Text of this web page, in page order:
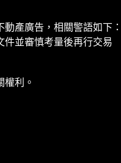
產廣告，相關警語如下：
件並審慎考量後再行交易
利。